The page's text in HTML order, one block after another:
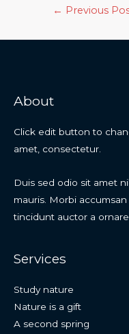
← Previous
About
Click edit button to
amet, consectetur.
Duis sed odio sit amet
mauris. Morbi
tincidunt auctor a
Services
Study nature
Nature is a gift
A second spring